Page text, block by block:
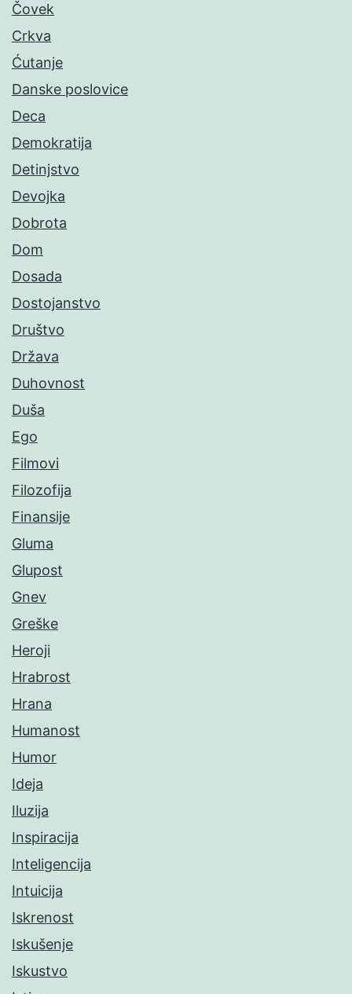
Čovek
Crkva
Ćutanje
Danske poslovice
Deca
Demokratija
Detinjstvo
Devojka
Dobrota
Dom
Dosada
Dostojanstvo
Društvo
Država
Duhovnost
Duša
Ego
Filmovi
Filozofija
Finansije
Gluma
Glupost
Gnev
Greške
Heroji
Hrabrost
Hrana
Humanost
Humor
Ideja
Iluzija
Inspiracija
Inteligencija
Intuicija
Iskrenost
Iskušenje
Iskustvo